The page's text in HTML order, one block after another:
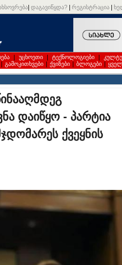
დაგავიწყდა? რეგისტრაცია
უცხოეთი ტექნოლოგიები
გამოკითხვები ქვიზები ბლოგები
დაიწყო - პარტია
ქვეყნის